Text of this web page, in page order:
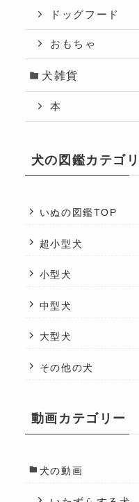
ドッグフード
おもちゃ
犬雑貨
本
犬の図鑑カテゴリ
いぬの図鑑TOP
超小型犬
小型犬
中型犬
大型犬
その他の犬
動画カテゴリー
犬の動画